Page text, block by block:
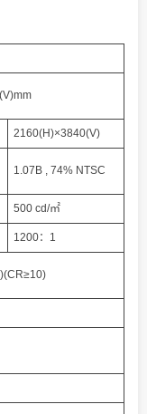
2160(H)×3840(V)
1.07B , 74% NTSC
500 cd/㎡
1200：1